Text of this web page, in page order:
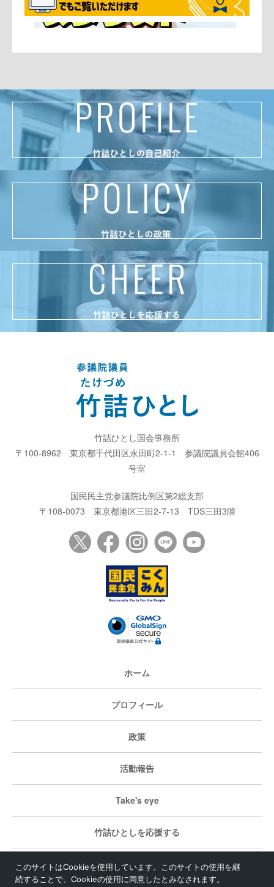
竹詰ひとし国会事務所
〒100-8962
東京都千代田区永田町2-1-1
参議院議員会館406
号室
国民民主党参議院比例区第2総支部
〒108-0073
東京都港区三田2-7-13 TDS三田3階
ホーム
プロフィール
政策
活動報告
Take's eye
竹詰ひとしを応援する
個人情報保護方針
このサイトはCookieを使用しています。このサイトの使用を継
続することで、Cookieの使用に同意したとみなされます。